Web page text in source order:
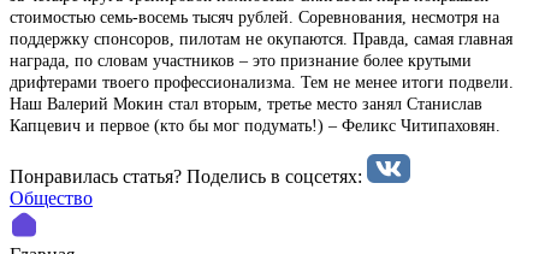
стоимостью семь-восемь тысяч рублей. Соревнования, несмотря на
поддержку спонсоров, пилотам не окупаются. Правда, самая главная
награда, по словам участников – это признание более крутыми
дрифтерами твоего профессионализма. Тем не менее итоги подвели.
Наш Валерий Мокин стал вторым, третье место занял Станислав
Капцевич и первое (кто бы мог подумать!) – Феликс Читипаховян.
Понравилась статья? Поделиcь в соцсетях:
Общество